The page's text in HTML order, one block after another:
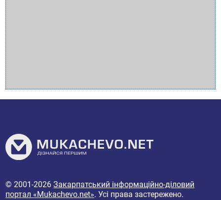
© 2001-2026Закарпатський інформаційно-діловий
портал «Mukachevo.net». Усі права застережено.